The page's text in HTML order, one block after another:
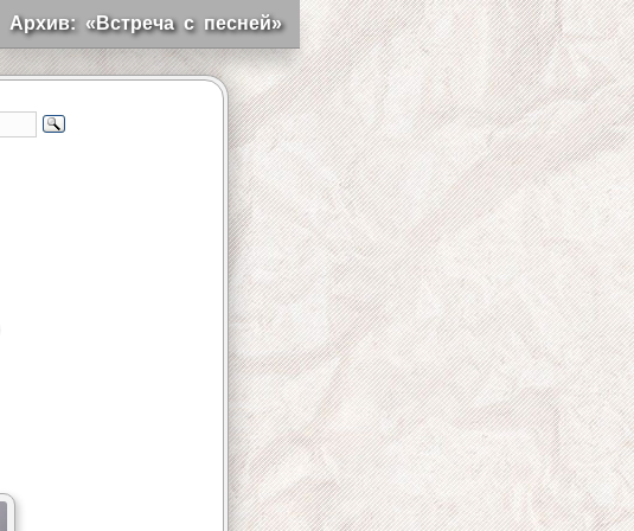
Архив: «Встреча с песней»